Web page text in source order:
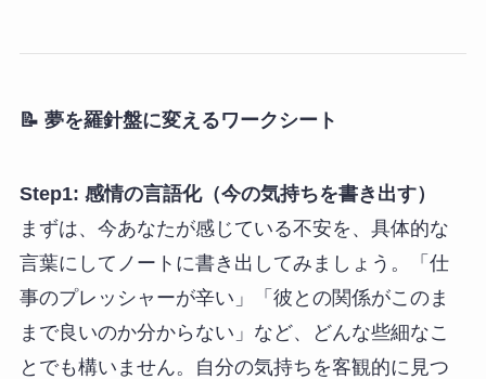
📝 夢を羅針盤に変えるワークシート
Step1: 感情の言語化（今の気持ちを書き出す）
まずは、今あなたが感じている不安を、具体的な
言葉にしてノートに書き出してみましょう。「仕
事のプレッシャーが辛い」「彼との関係がこのま
まで良いのか分からない」など、どんな些細なこ
とでも構いません。自分の気持ちを客観的に見つ